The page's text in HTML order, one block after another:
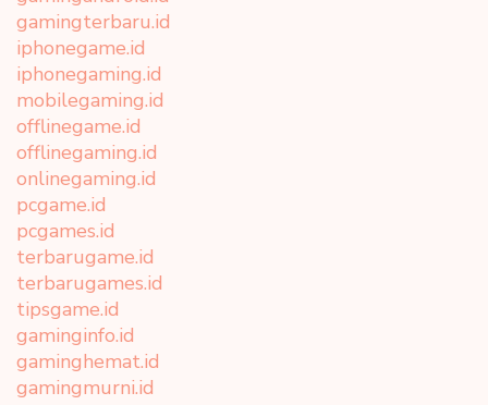
gamingterbaru.id
iphonegame.id
iphonegaming.id
mobilegaming.id
offlinegame.id
offlinegaming.id
onlinegaming.id
pcgame.id
pcgames.id
terbarugame.id
terbarugames.id
tipsgame.id
gaminginfo.id
gaminghemat.id
gamingmurni.id